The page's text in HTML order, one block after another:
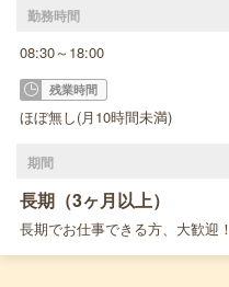
勤務時間
08:30～18:00
残業時間
ほぼ無し(月10時間未満)
期間
長期（3ヶ月以上）
長期でお仕事できる方、大歓迎！